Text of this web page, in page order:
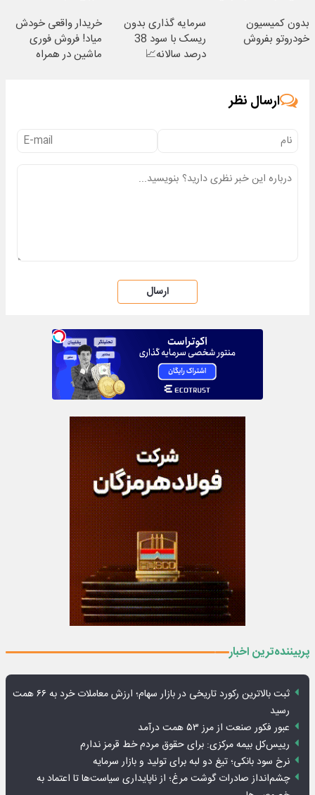
بدون کمیسیون
خودروتو بفروش
سرمایه گذاری بدون
ریسک با سود 38
درصد سالانه📈
خریدار واقعی خودش
میاد! فروش فوری
ماشین در همراه
ارسال نظر
ارسال
پربیننده‌ترین اخبار
ثبت بالاترین رکورد تاریخی در بازار سهام؛ ارزش معاملات خرد به ۶۶ همت
رسید
عبور فکور صنعت از مرز ۵۳ همت درآمد
رییس‌کل بیمه مرکزی: برای حقوق مردم خط قرمز ندارم
نرخ سود بانکی؛ تیغ دو لبه برای تولید و بازار سرمایه
چشم‌انداز صادرات گوشت مرغ؛ از ناپایداری سیاست‌ها تا اعتماد به